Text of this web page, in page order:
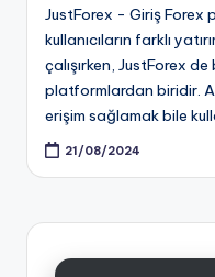
JustForex - Giriş Forex
kullanıcıların farklı
çalışırken, JustForex
platformlardan biridir.
erişim sağlamak bile
21/08/2024